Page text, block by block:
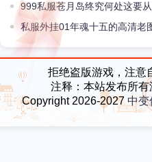
奇葩怪物最后一种人见人怕
999私服苍月岛终究何处这要
兵的故事提及
私服外挂01年魂十五的高清老
们曾经玩传奇的热血回忆
拒绝盗版游戏，注意
注释：本站发布所
Copyright 2026-2027 中变